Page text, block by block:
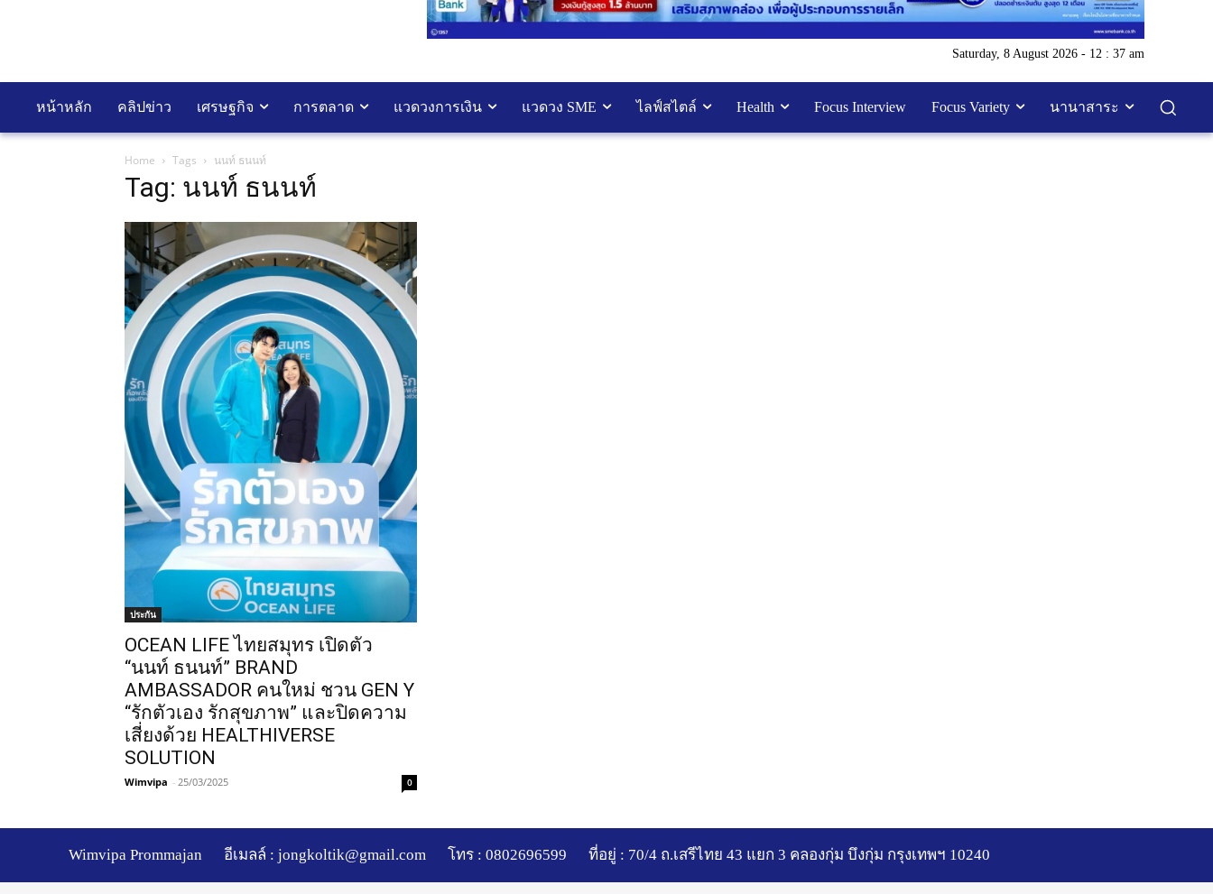
Saturday, 8 August 2026 - 12 : 37 am
หน้าหลัก คลิปข่าว เศรษฐกิจ การตลาด แวดวงการเงิน แวดวง SME ไลฟ์สไตล์ Health Focus Interview Focus Variety นานาสาระ
Home Tags นนท์ ธนนท์
Tag: นนท์ ธนนท์
ประกัน
OCEAN LIFE ไทยสมุทร เปิดตัว
“นนท์ ธนนท์” BRAND
AMBASSADOR คนใหม่ ชวน GEN Y
“รักตัวเอง รักสุขภาพ” และปิดความ
เสี่ยงด้วย HEALTHIVERSE
SOLUTION
Wimvipa - 25/03/2025 0
Wimvipa Prommajan อีเมลล์ : jongkoltik@gmail.com โทร : 0802696599 ที่อยู่ : 70/4 ถ.เสรีไทย 43 แยก 3 คลองกุ่ม บึงกุ่ม กรุงเทพฯ 10240